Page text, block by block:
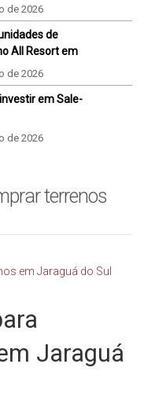
de 2026
de
All Resort em
de 2026
em Sale-
de 2026
terrenos
Jaraguá